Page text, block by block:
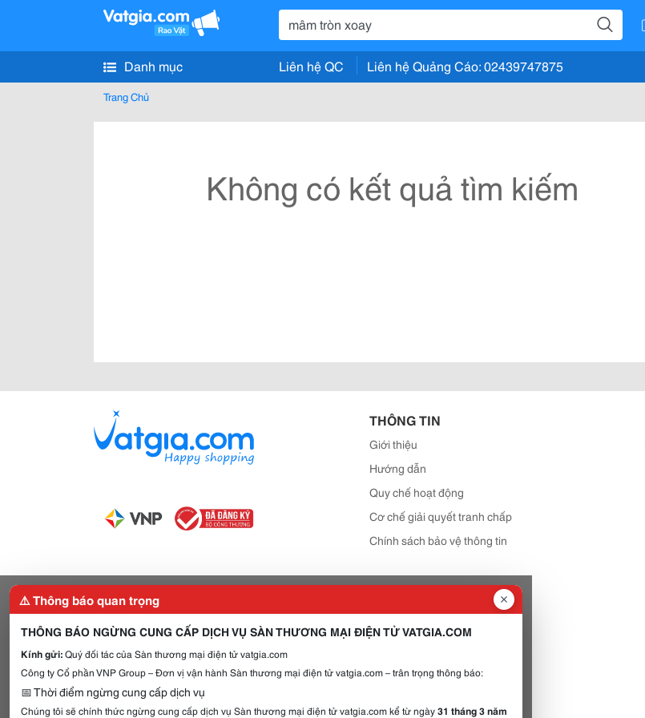
Danh mục Liên hệ QC Liên hệ Quảng Cáo: 02439747875
Trang Chủ
Không có kết quả tìm kiếm
THÔNG TIN
Giới thiệu
Hướng dẫn
Quy chế hoạt động
Cơ chế giải quyết tranh chấp
Chính sách bảo vệ thông tin
⚠️ Thông báo quan trọng
THÔNG BÁO NGỪNG CUNG CẤP DỊCH VỤ SÀN THƯƠNG MẠI ĐIỆN TỬ VATGIA.COM
Kính gửi:Quý đối tác của Sàn thương mại điện tử vatgia.com
Công ty Cổ phần VNP Group – Đơn vị vận hành Sàn thương mại điện tử vatgia.com – trân trọng thông báo:
📅 Thời điểm ngừng cung cấp dịch vụ
Chúng tôi sẽ chính thức ngừng cung cấp dịch vụ Sàn thương mại điện tử vatgia.com kể từ ngày31 tháng 3 năm